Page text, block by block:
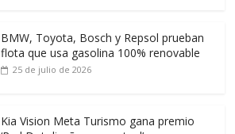
BMW, Toyota, Bosch y Repsol prueban
flota que usa gasolina 100% renovable
25 de julio de 2026
Kia Vision Meta Turismo gana premio